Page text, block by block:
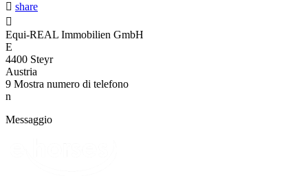
 share

Equi-REAL Immobilien GmbH
E
4400 Steyr
Austria
9 Mostra numero di telefono
n
Messaggio